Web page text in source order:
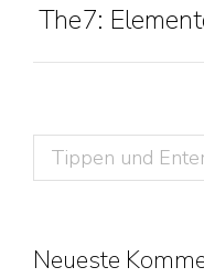
The7:
Search:
Neueste